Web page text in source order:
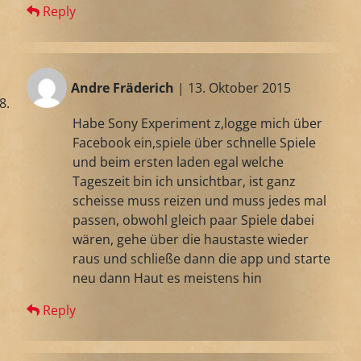
Reply
Andre Fräderich | 13. Oktober 2015
Habe Sony Experiment z,logge mich über
Facebook ein,spiele über schnelle Spiele
und beim ersten laden egal welche
Tageszeit bin ich unsichtbar, ist ganz
scheisse muss reizen und muss jedes mal
passen, obwohl gleich paar Spiele dabei
wären, gehe über die haustaste wieder
raus und schließe dann die app und starte
neu dann Haut es meistens hin
Reply